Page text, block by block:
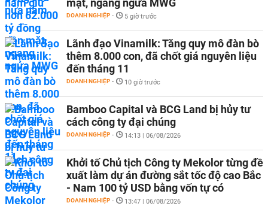
mặt, ngang ngửa MWG
DOANH NGHIỆP - 5 giờ trước
Lãnh đạo Vinamilk: Tăng quy mô đàn bò
thêm 8.000 con, đã chốt giá nguyên liệu
đến tháng 11
DOANH NGHIỆP - 10 giờ trước
Bamboo Capital và BCG Land bị hủy tư
cách công ty đại chúng
DOANH NGHIỆP - 14:13 | 06/08/2026
Khởi tố Chủ tịch Công ty Mekolor từng đề
xuất làm dự án đường sắt tốc độ cao Bắc
- Nam 100 tỷ USD bằng vốn tự có
DOANH NGHIỆP - 13:47 | 06/08/2026